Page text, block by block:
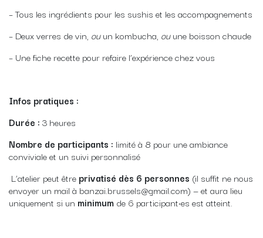
– Tous les ingrédients pour les sushis et les accompagnements
– Deux verres de vin, ouun kombucha, ouune boisson chaude
– Une fiche recette pour refaire l’expérience chez vous
Infos pratiques :
Durée : 3 heures
Nombre de participants : limité à 8 pour une ambiance
conviviale et un suivi personnalisé
L’atelier peut être privatisé dès 6 personnes (il suffit ne nous
envoyer un mail à banzai.brussels@gmail.com) — et aura lieu
uniquement si un minimum de 6 participant·es est atteint.